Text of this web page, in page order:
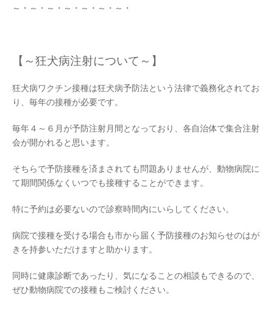
～・～・～・～・～・～・～・
【～狂犬病注射について～】
狂犬病ワクチン接種は狂犬病予防法という法律で義務化されてお
り、毎年の接種が必要です。
毎年４～６月が予防注射月間となっており、各自治体で集合注射
会が開かれると思います。
そちらで予防接種を済まされても問題ありませんが、動物病院に
て期間関係なくいつでも接種することができます。
特に予約は必要ないので診察時間内にいらしてください。
病院で接種を受ける場合も市から届く予防接種のお知らせのはが
きを持参いただけますと助かります。
同時に健康診断であったり、気になることの相談もできるので、
ぜひ動物病院での接種もご検討ください。